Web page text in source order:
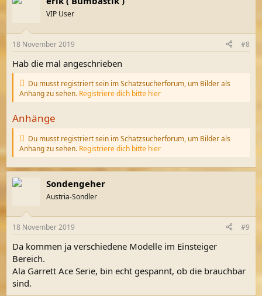
VIP User
18 November 2019 #8
Hab die mal angeschrieben
Du musst registriert sein im Schatzsucherforum, um Bilder als
Anhang zu sehen. Registriere dich bitte hier
Anhänge
Du musst registriert sein im Schatzsucherforum, um Bilder als
Anhang zu sehen. Registriere dich bitte hier
Sondengeher
Austria-Sondler
18 November 2019 #9
Da kommen ja verschiedene Modelle im Einsteiger
Bereich.
Ala Garrett Ace Serie, bin echt gespannt, ob die brauchbar
sind.